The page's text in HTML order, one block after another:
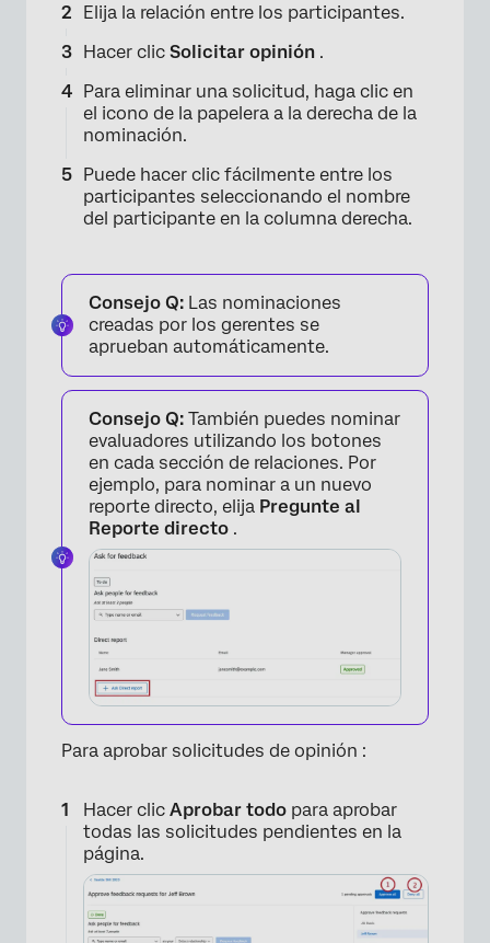
×
Elija la relación entre los participantes.
Hacer clic Solicitar opinión .
Para eliminar una solicitud, haga clic en
el icono de la papelera a la derecha de la
nominación.
Puede hacer clic fácilmente entre los
participantes seleccionando el nombre
del participante en la columna derecha.
Consejo Q: Las nominaciones
creadas por los gerentes se
aprueban automáticamente.
Consejo Q: También puedes nominar
evaluadores utilizando los botones
en cada sección de relaciones. Por
ejemplo, para nominar a un nuevo
reporte directo, elija Pregunte al
Reporte directo .
Para aprobar solicitudes de opinión :
Hacer clic Aprobar todo para aprobar
todas las solicitudes pendientes en la
página.